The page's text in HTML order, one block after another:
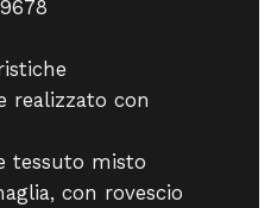
realizzato con
tessuto misto
con rovescio